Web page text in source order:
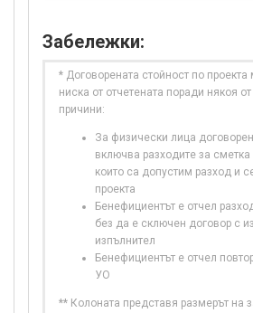
Забележки:
* Договорената стойност по
ниска от отчетената поради някоя
причини:
За физически лица
включва разходите за
които са допустим разход и
проекта
Бенефициентът е отчел
без да е сключен договор с
изпълнител
Бенефициентът е отчел
УО
** Колоната представя размерът на